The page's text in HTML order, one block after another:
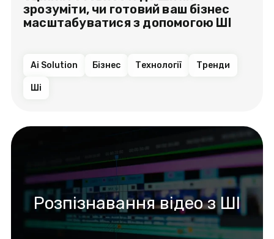
зрозуміти, чи готовий ваш бізнес
масштабуватися з допомогою ШІ
Ai Solution Бізнес Технології Тренди
Ші
Розпізнавання відео з ШІ